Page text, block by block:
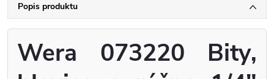
Popis produktu
Wera 073220 Bity,